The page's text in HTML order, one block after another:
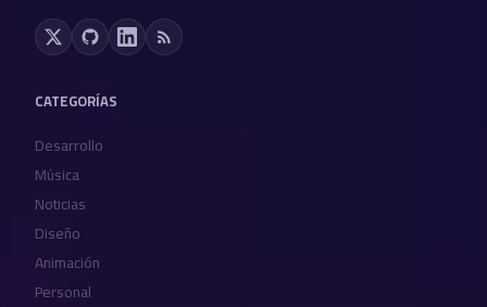
CATEGORÍAS
Desarrollo
Música
Noticias
Diseño
Animación
Personal